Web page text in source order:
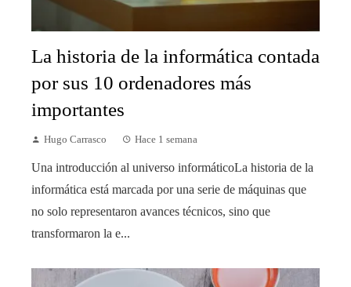
La historia de la informática contada
por sus 10 ordenadores más
importantes
Hugo Carrasco Hace 1 semana
Una introducción al universo informáticoLa historia de la
informática está marcada por una serie de máquinas que
no solo representaron avances técnicos, sino que
transformaron la e...